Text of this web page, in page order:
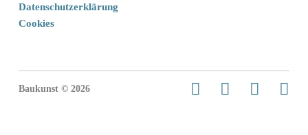
Datenschutzerklärung
Cookies
Baukunst © 2026